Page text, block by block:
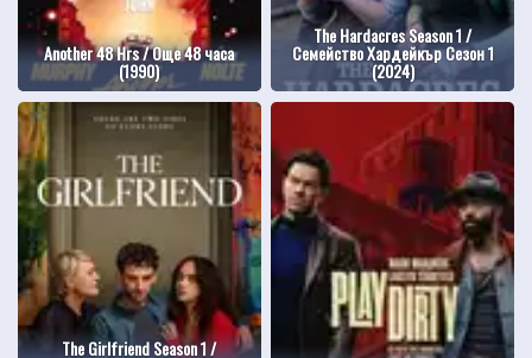
Another 48 Hrs / Още 48 часа
(1990)
The Hardacres Season 1 /
Семейство Хардейкър Сезон 1
(2024)
The Girlfriend Season 1 /